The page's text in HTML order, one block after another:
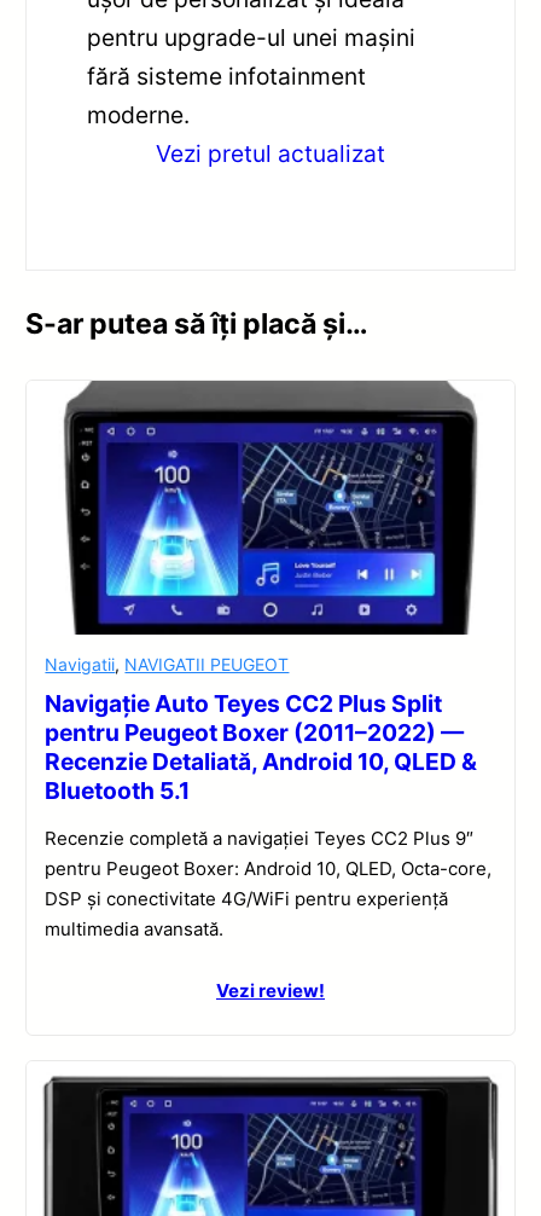
pentru upgrade-ul unei mașini
fără sisteme infotainment
moderne.
Vezi pretul actualizat
S-ar putea să îți placă și…
Navigatii, NAVIGATII PEUGEOT
Navigație Auto Teyes CC2 Plus Split
pentru Peugeot Boxer (2011–2022) —
Recenzie Detaliată, Android 10, QLED &
Bluetooth 5.1
Recenzie completă a navigației Teyes CC2 Plus 9″
pentru Peugeot Boxer: Android 10, QLED, Octa-core,
DSP și conectivitate 4G/WiFi pentru experiență
multimedia avansată.
Vezi review!